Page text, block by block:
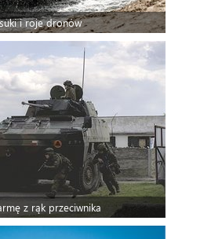
i roje dronów
z rąk przeciwnika